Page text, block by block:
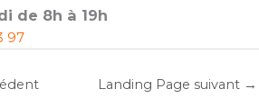
de 8h à 19h
97
Landing Page suivant →